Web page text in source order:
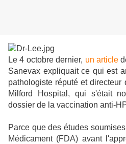
Le 4 octobre dernier, un article
Sanevax expliquait ce qui est
pathologiste réputé et directeur
Milford Hospital, qui s'était
dossier de la vaccination anti-
Parce que des études
Médicament (FDA) avant